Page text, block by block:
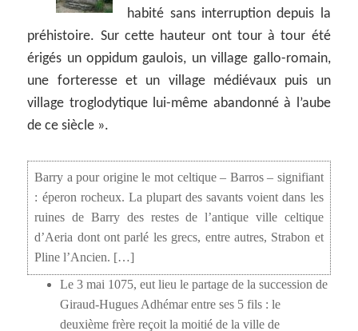
habité sans interruption depuis la
préhistoire. Sur cette hauteur ont tour à tour été
érigés un oppidum gaulois, un village gallo-romain,
une forteresse et un village médiévaux puis un
village troglodytique lui-même abandonné à l’aube
de ce siècle ».
Barry a pour origine le mot celtique – Barros – signifiant
: éperon rocheux. La plupart des savants voient dans les
ruines de Barry des restes de l’antique ville celtique
d’Aeria dont ont parlé les grecs, entre autres, Strabon et
Pline l’Ancien. […]
Le 3 mai 1075, eut lieu le partage de la succession de
Giraud-Hugues Adhémar entre ses 5 fils : le
deuxième frère reçoit la moitié de la ville de